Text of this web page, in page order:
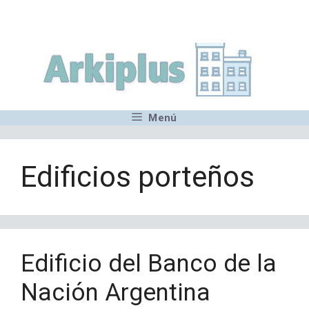
contenido
Menú
Edificios porteños
Edificio del Banco de la
Nación Argentina